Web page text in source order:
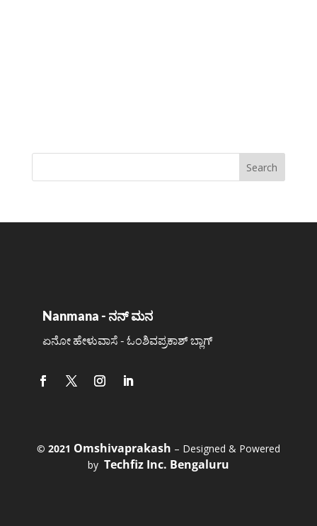
Nanmana - ನನ್ ಮನ
ಏನೋ ಹೇಳುವಾಸೆ - ಓಂಶಿವಪ್ರಕಾಶ್ ಬ್ಲಾಗ್
©️ 2021 Omshivaprakash – Designed & Powered
by Techfiz Inc. Bengaluru